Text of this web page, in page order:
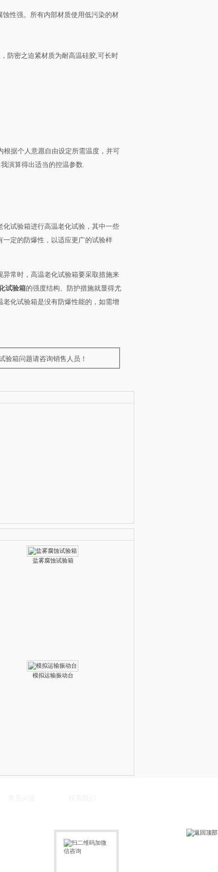
蚀性强。所有内部材质使用低污染的材
防密之迫紧材质为耐高温硅胶,可长时
根据个人意愿自由设定所需温度，并可
演算得出适当的控温参数.
试验箱进行高温老化试验，其中一些
定的防爆性，以适应更广的试验样
常时，高温老化试验箱要采取措施来
试验箱的强度结构、防护措施就显得尤
化试验箱是没有防爆性能的，如需增
箱问题请咨询销售人员！
盐雾腐蚀试验箱
模拟运输振动台